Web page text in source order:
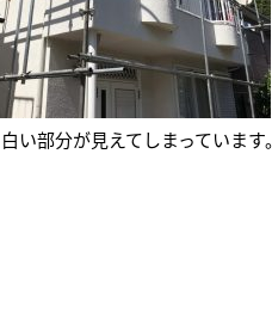
部分が見えてしまっています。